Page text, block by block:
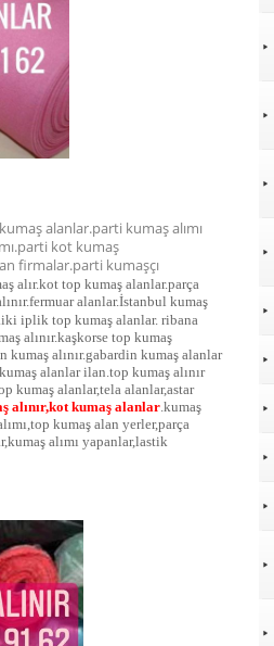
alanlar.parti kumaş alımı
kot kumaş
firmalar.parti kumaşçı
alır.kot top kumaş alanlar.parça
alanlar.İstanbul kumaş
iplik top kumaş alanlar. ribana
alınır.kaşkorse top kumaş
kumaş alınır.gabardin kumaş alanlar
alanlar ilan.top kumaş alınır
kumaş alanlar,tela alanlar,astar
alınır,kot kumaş alanlar.kumaş
kumaş alan yerler,parça
alımı yapanlar,lastik